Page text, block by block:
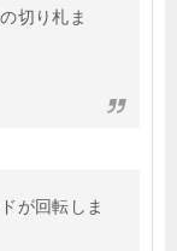
切り札ま
が回転しま